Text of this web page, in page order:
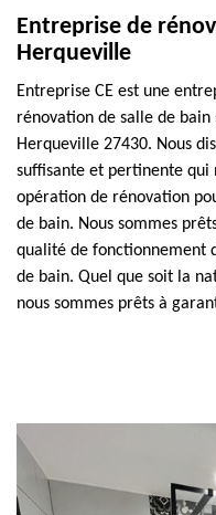
Entreprise de
Herqueville
Entreprise CE est une
rénovation de salle de bain
Herqueville 27430. Nous
suffisante et pertinente qui
opération de rénovation
de bain. Nous sommes
qualité de fonctionnement
de bain. Quel que soit la
nous sommes prêts à